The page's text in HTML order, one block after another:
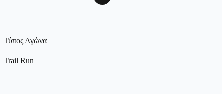
Τύπος Αγώνα
Trail Run